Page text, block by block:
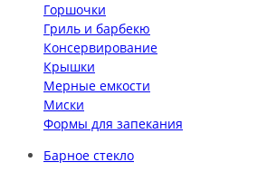
Горшочки
Гриль и барбекю
Консервирование
Крышки
Мерные емкости
Миски
Формы для запекания
Барное стекло